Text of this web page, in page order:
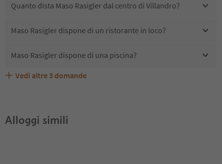
Quanto dista Maso Rasigler dal centro di Villandro?
Maso Rasigler dispone di un ristorante in loco?
Maso Rasigler dispone di una piscina?
Maso Rasigler accetta animali domestici?
Quali servizi/attività sono disponibili presso Maso
Gli ospiti di Maso Rasigler ricevono l'Alto Adige Guest
Vedi altre 3 domande
Alloggi simili